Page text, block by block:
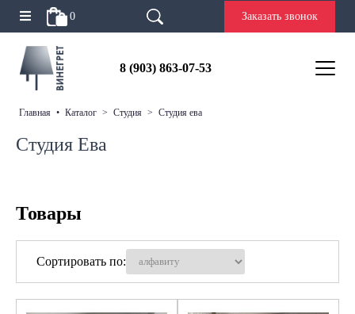
0 Заказать звонок
8 (903) 863-07-53
главная • каталог > студия > студия ева
Студия Ева
Товары
Сортировать по: